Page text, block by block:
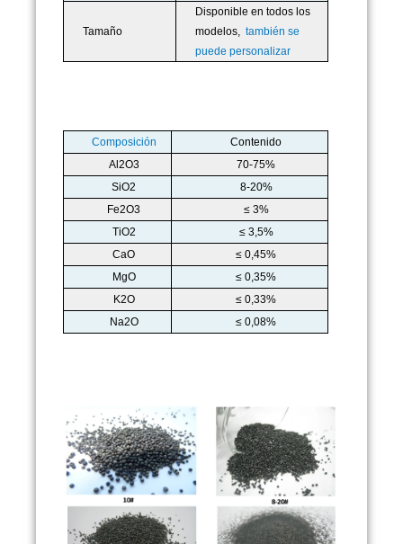
Tamaño
Disponible en todos los
modelos,también se
puede personalizar
Composición
Contenido
Al2O3
70-75%
SiO2
8-20%
Fe2O3
≤ 3%
TiO2
≤ 3,5%
CaO
≤ 0,45%
MgO
≤ 0,35%
K2O
≤ 0,33%
Na2O
≤ 0,08%